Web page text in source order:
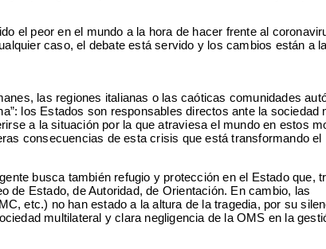
el peor en el mundo a la hora de hacer frente al
caso, el debate está servido y los cambios están a
las regiones italianas o las caóticas comunidades
los Estados son responsables directos ante la sociedad
a la situación por la que atraviesa el mundo en estos
consecuencias de esta crisis que está transformando el
busca también refugio y protección en el Estado que,
de Estado, de Autoridad, de Orientación. En cambio, las
etc.) no han estado a la altura de la tragedia, por su
multilateral y clara negligencia de la OMS en la